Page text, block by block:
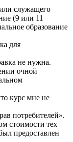
служащего
(9 или 11
образование
для
не нужна.
очной
курс мне не
потребителей».
стоимости тех
предоставлен